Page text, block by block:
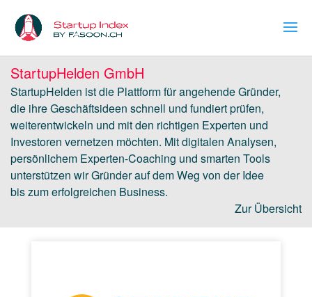
StartupHelden GmbH
StartupHelden ist die Plattform für angehende Gründer,
die ihre Geschäftsideen schnell und fundiert prüfen,
weiterentwickeln und mit den richtigen Experten und
Investoren vernetzen möchten. Mit digitalen Analysen,
persönlichem Experten-Coaching und smarten Tools
unterstützen wir Gründer auf dem Weg von der Idee
bis zum erfolgreichen Business.
Zur Übersicht